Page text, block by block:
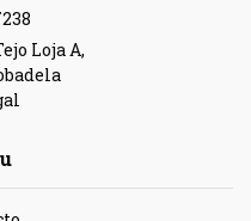
Loja A,